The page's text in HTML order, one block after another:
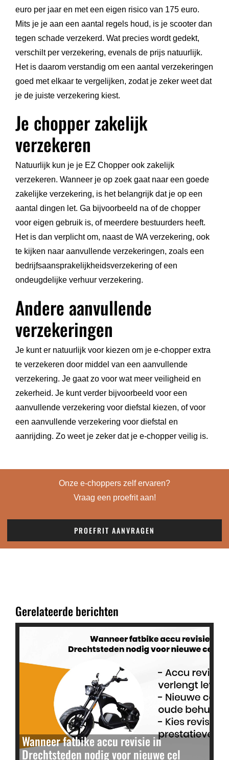
euro per jaar en met een eigen risico van 175 euro.
Mits je je aan een aantal regels houd, is je scooter dan
tegen schade verzekerd. Wat precies wordt gedekt,
verschilt per verzekering, evenals de prijs natuurlijk.
Het is daarom verstandig om een aantal verzekeringen
goed met elkaar te vergelijken, zodat je zeker weet dat
je de juiste verzekering kiest.
Je chopper zakelijk
verzekeren
Natuurlijk kun je je EZ Chopper ook zakelijk
verzekeren. Wanneer je op zoek gaat naar een goede
zakelijke verzekering, is het belangrijk dat je op een
aantal dingen let. Ga bijvoorbeeld na of de chopper
voor eigen gebruik is, of meerdere bestuurders heeft.
Het is dan verplicht om, naast de WA verzekering, ook
te kijken naar aanvullende verzekeringen, zoals een
bedrijfsaansprakelijkheidsverzekering of een
ondeugdelijke verhuur verzekering.
Andere aanvullende
verzekeringen
Je kunt er natuurlijk voor kiezen om je e-chopper extra
te verzekeren door middel van een aanvullende
verzekering. Je gaat zo voor wat meer veiligheid en
zekerheid. Je kunt verder bijvoorbeeld voor een
aanvullende verzekering voor diefstal kiezen, of voor
een aanvullende verzekering voor diefstal en
aanrijding. Zo weet je zeker dat je e-chopper veilig is.
Onze e-choppers zelf ervaren?
Vraag een proefrit aan!
PROEFRIT AANVRAGEN
Gerelateerde berichten
Wanneer fatbike accu revisie in
Drechtsteden nodig voor nieuwe cel